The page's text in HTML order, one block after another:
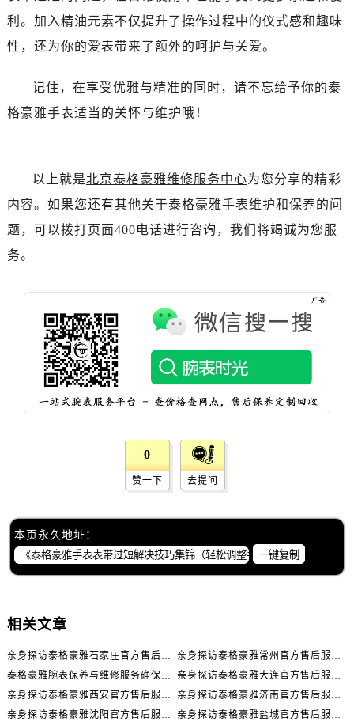
河北省保定市竞秀区朝阳北大街北国先天下泰格豪雅售后服务中心（需提前预约）
内蒙古自治区包头市青山区幸福路甲3号王府井百货名表维修泰格豪雅售后服务中心（需提前预约）
内蒙古自治区通辽市科尔沁区明仁大街泰格豪雅售后服务中心（需提前预约）
内蒙古自治区乌海市海勃湾区人民南路泰格豪雅售后服务中心（需提前预约）
内蒙古自治区乌兰察布市集宁区恩和大街泰格豪雅售后服务中心（需提前预约）
山西省朔州市朔城区怡西路与鄯阳西街交汇处泰格豪雅售后服务中心（需提前预约）
安徽省蚌埠市蚌山区淮河路泰格豪雅售后服务中心（需提前预约）
安徽省淮北市相山区淮海路泰格豪雅售后服务中心（需提前预约）
安徽省淮南市田家庵区国庆中路泰格豪雅售后服务中心（需提前预约）
利。加入精油元素不仅提升了操作过程中的仪式感和趣味
性，还为你的爱表带来了额外的呵护与关爱。
记住，在享受优雅与精准的同时，请不忘给予你的泰
格豪雅手表适当的关怀与维护哦！
以上就是北京泰格豪雅维修服务中心为您分享的精彩
内容。如果您还有其他关于泰格豪雅手表维护和保养的问
题，可以拨打页面400电话进行咨询，我们将竭诚为您服
务。
0
赞一下 去提问
本页永久地址：
一键复制
相关文章
亲身探访泰格豪雅石家庄官方售后服务中心｜全新官方服务电话与地址（2026年7月最新）
亲身探访泰格豪雅常州官方售后服务中心｜热线电话与网点地址（2026年7月最新）
泰格豪雅腕表保养与维修服务确保精准运行权威公示（2026年7月最新）
亲身探访泰格豪雅大连官方售后服务中心｜全新地址及服务热线（2026年7月最新）
亲身探访泰格豪雅西安官方售后服务中心｜全新地址和售后电话（2026年7月最新）
亲身探访泰格豪雅济南官方售后服务中心｜网点地址及官方服务电话（2026年7月最新）
亲身探访泰格豪雅沈阳官方售后服务中心｜网点地址及官方服务电话（2026年7月最新）
亲身探访泰格豪雅盐城官方售后服务中心｜网点地址与官方电话（2026年7月最新）